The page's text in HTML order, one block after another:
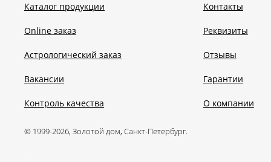
Каталог продукции
Online заказ
Астрологический заказ
Вакансии
Контроль качества
Контакты
Реквизиты
Отзывы
Гарантии
О компании
© 1999-2026, Золотой дом, Санкт-Петербург.